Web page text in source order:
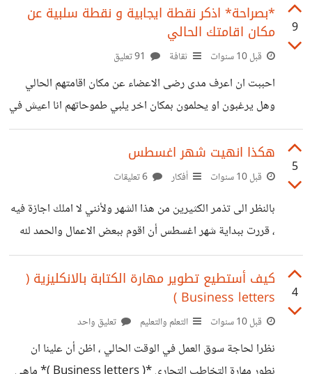
9
*بصراحة* اذكر نقطة ايجابية و نقطة سلبية عن
مكان اقامتك الحالي
قبل 10 سنوات ثقافة
احببت ان اعرف مدى رضى الاعضاء عن مكان اقامتهم الحالي
وهل يرغبون او يحلمون بمكان اخر يلبي طموحاتهم انا اعيش في
الامارات العربية المتحدة *الايجابي* بلد امن وامان ونظام و
تطور *السلبي* ساعات عمل طويلة لكي تعيش براحة واستقرار
لم احلم بمكان انتقل اليه الى الان
5
هكذا انهيت شهر اغسطس
قبل 10 سنوات أفكار
بالنظر الى تذمر الكثيرين من هذا الشهر ولأنني لا املك اجازة فيه
، قررت ببداية شهر اغسطس أن اقوم ببعض الاعمال والحمد لله
انجزتها - تحدي الركض بشكل يومي صباحا قبل العمل من 2-4
كلم - قراءة كتابين مختلفين - زيارة مهمه لشخص عزيز ومميز -
تصليح بعض الاشياء في المنزل الحمد لله مر الشهر على *خير
وبسرعه*
4
كيف أستطيع تطوير مهارة الكتابة بالانكليزية (
Business letters )
قبل 10 سنوات التعلم والتعليم تعليق واحد
نظرا لحاجة سوق العمل في الوقت الحالي ، اظن أن علينا ان